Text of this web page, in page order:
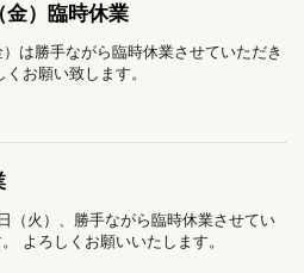
金）臨時休業
は勝手ながら臨時休業させていただき
くお願い致します。
（火）、勝手ながら臨時休業させてい
。 よろしくお願いいたします。